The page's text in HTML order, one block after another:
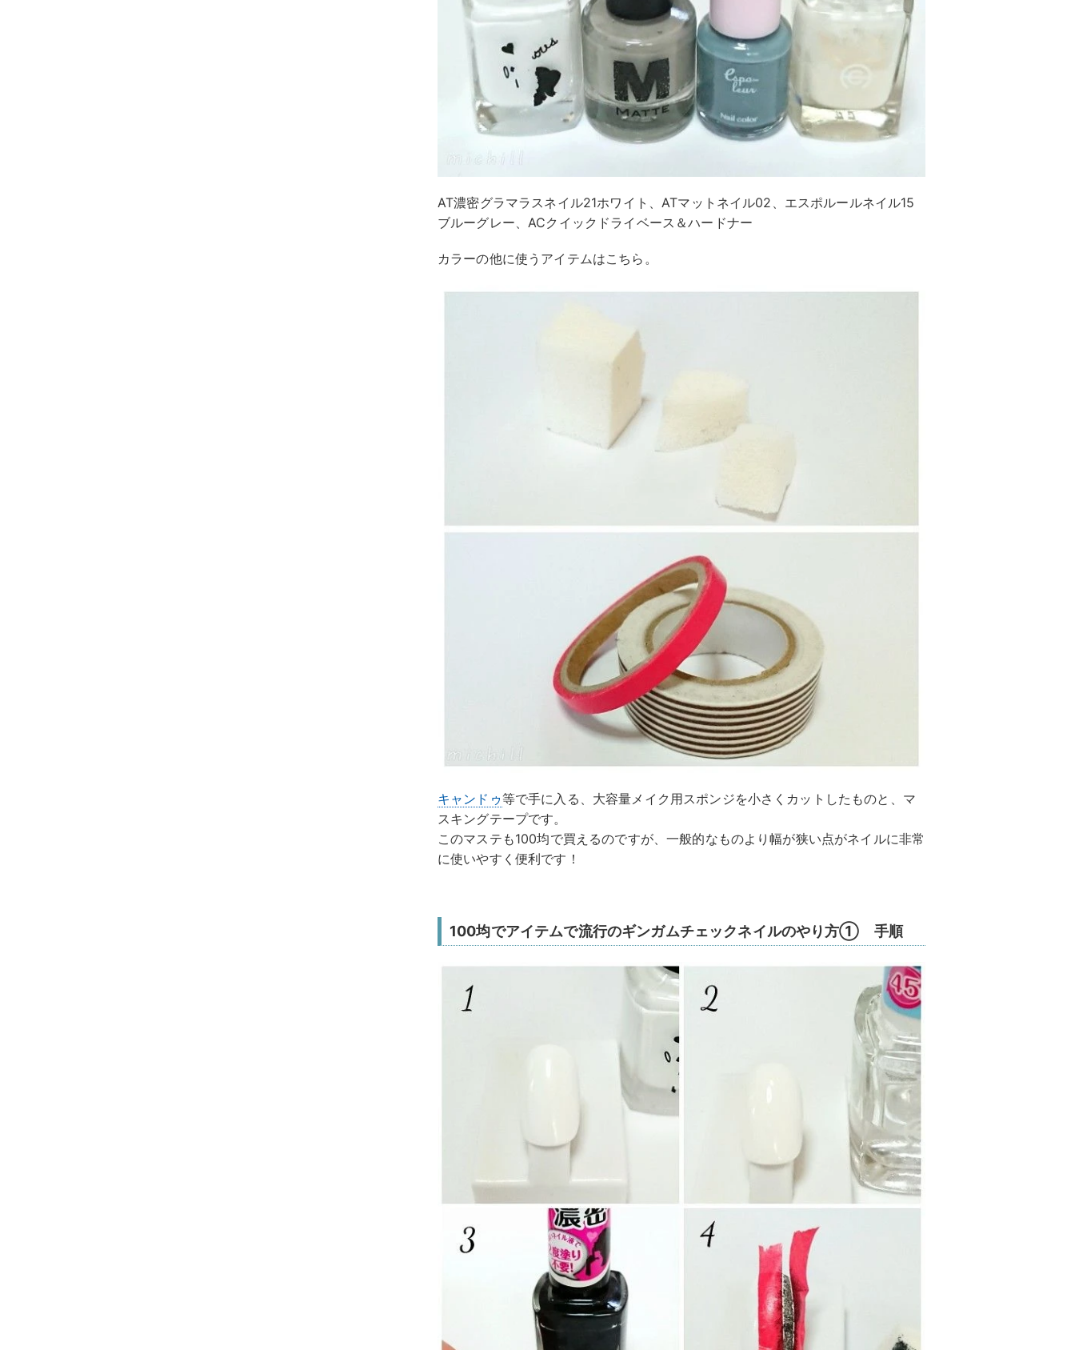
AT濃密グラマラスネイル21ホワイト、ATマットネイル02、エスポルールネイル15
ブルーグレー、ACクイックドライベース＆ハードナー
カラーの他に使うアイテムはこちら。
キャンドゥ等で手に入る、大容量メイク用スポンジを小さくカットしたものと、マ
スキングテープです。
このマステも100均で買えるのですが、一般的なものより幅が狭い点がネイルに非常
に使いやすく便利です！
100均でアイテムで流行のギンガムチェックネイルのやり方① 手順